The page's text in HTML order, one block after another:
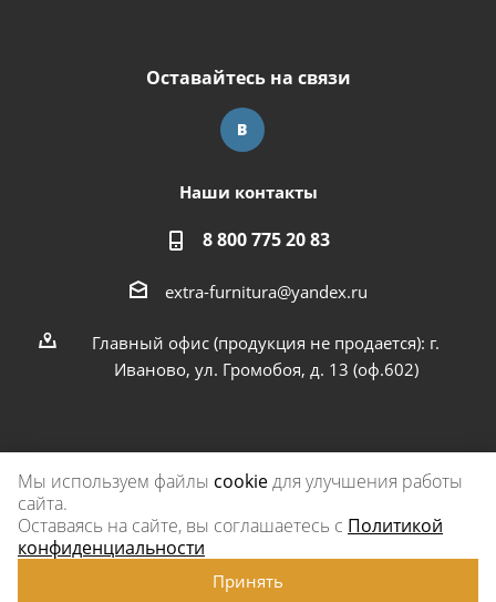
Оставайтесь на связи
Наши контакты
8 800 775 20 83
extra-furnitura@yandex.ru
Главный офис (продукция не продается): г.
Иваново, ул. Громобоя, д. 13 (оф.602)
Мы используем файлы cookieдля улучшения работы
сайта.
Оставаясь на сайте, вы соглашаетесь с Политикой
конфиденциальности
Принять